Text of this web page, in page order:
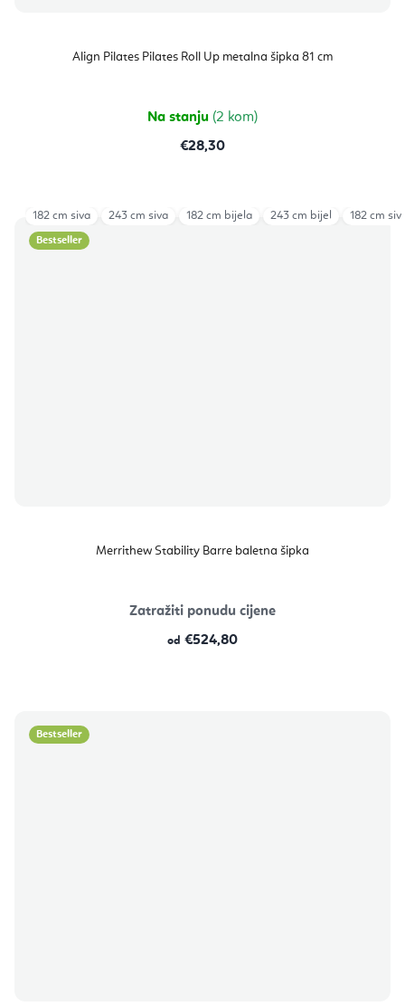
Align Pilates Pilates Roll Up metalna šipka 81 cm
Na stanju (2 kom)
€28,30
Bestseller
Merrithew Stability Barre baletna šipka
Zatražiti ponudu cijene
od €524,80
182 cm siva 243 cm siva 182 cm bijela 243 cm bijel 182 cm
Bestseller